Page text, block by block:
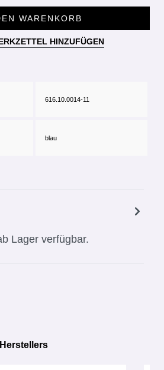
WARENKORB
HINZUFÜGEN
616.10.0014-11
blau
Lager verfügbar.